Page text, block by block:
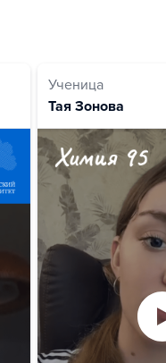
Ученица
Тая Зонова